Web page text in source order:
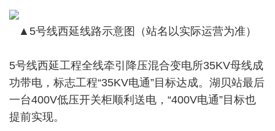
▲5号线西延线路示意图（站名以实际运营为准）
5号线西延工程全线牵引降压混合变电所35KV母线成
功带电，标志工程“35KV电通”目标达成。湖贝站最后
一台400V低压开关柜顺利送电，“400V电通”目标也
提前实现。